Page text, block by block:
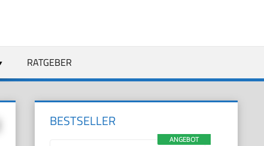
RATGEBER
BESTSELLER
ANGEBOT